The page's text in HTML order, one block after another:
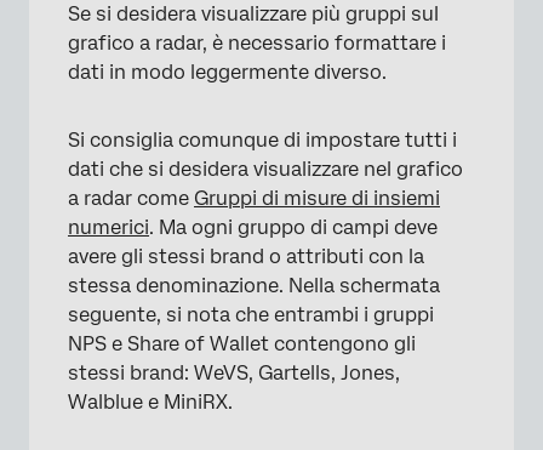
Se si desidera visualizzare più gruppi sul
grafico a radar, è necessario formattare i
dati in modo leggermente diverso.
Si consiglia comunque di impostare tutti i
dati che si desidera visualizzare nel grafico
a radar come Gruppi di misure di insiemi
numerici. Ma ogni gruppo di campi deve
avere gli stessi brand o attributi con la
stessa denominazione. Nella schermata
seguente, si nota che entrambi i gruppi
NPS e Share of Wallet contengono gli
stessi brand: WeVS, Gartells, Jones,
Walblue e MiniRX.